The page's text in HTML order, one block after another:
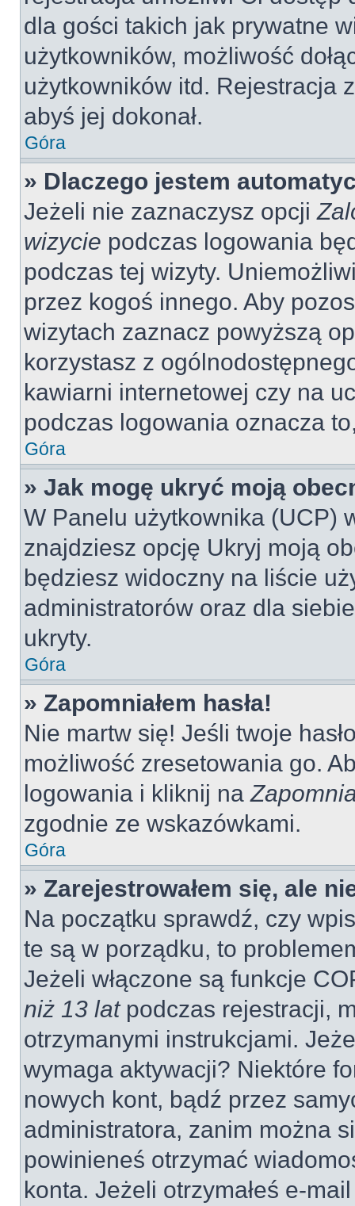
dla gości takich jak prywatne
użytkowników, możliwość
użytkowników itd. Rejestracja
abyś jej dokonał.
Góra
» Dlaczego jestem
Jeżeli nie zaznaczysz opcji
wizycie podczas logowania
podczas tej wizyty.
przez kogoś innego. Aby
wizytach zaznacz powyższą
korzystasz z
kawiarni internetowej czy na
podczas logowania oznacza
Góra
» Jak mogę ukryć moją
W Panelu użytkownika (UCP)
znajdziesz opcję Ukryj moją
będziesz widoczny na liście
administratorów oraz dla
ukryty.
Góra
» Zapomniałem hasła!
Nie martw się! Jeśli twoje
możliwość zresetowania go.
logowania i kliknij na
zgodnie ze wskazówkami.
Góra
» Zarejestrowałem się, ale
Na początku sprawdź, czy
te są w porządku, to
Jeżeli włączone są funkcje
niż 13 latpodczas rejestracji,
otrzymanymi instrukcjami.
wymaga aktywacji? Niektóre
nowych kont, bądź przez
administratora, zanim można
powinieneś otrzymać
konta. Jeżeli otrzymałeś e-